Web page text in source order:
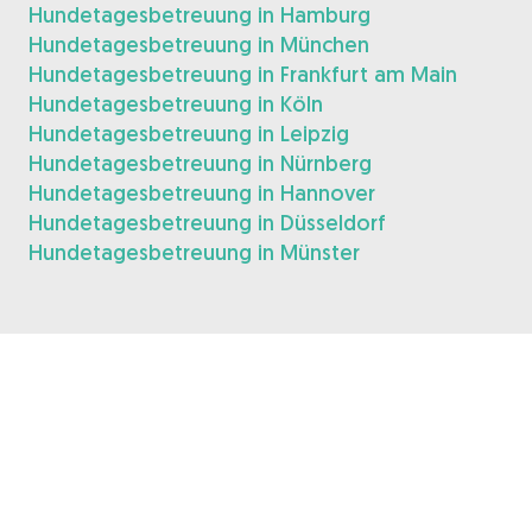
Hundetagesbetreuung in Hamburg
Hundetagesbetreuung in München
Hundetagesbetreuung in Frankfurt am Main
Hundetagesbetreuung in Köln
Hundetagesbetreuung in Leipzig
Hundetagesbetreuung in Nürnberg
Hundetagesbetreuung in Hannover
Hundetagesbetreuung in Düsseldorf
Hundetagesbetreuung in Münster